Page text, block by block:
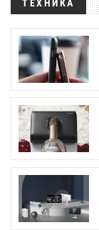
ТЕХНИКА